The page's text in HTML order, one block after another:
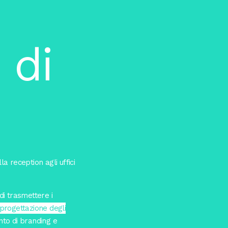
di
reception agli uffici
trasmettere i
degli
di branding e